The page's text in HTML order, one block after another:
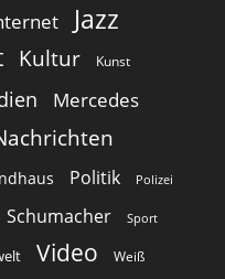
Jazz
Kultur Kunst
Mercedes
Politik Polizei
Schumacher Sport
Video Weiß